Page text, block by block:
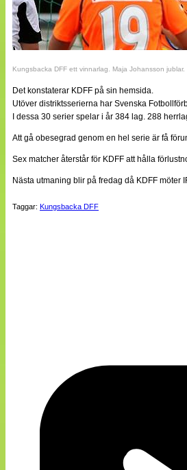
Kungsbacka DFF ett vinnarlag. Maja Johansson
Det konstaterar KDFF på sin hemsida.
Utöver distriktsserierna har Svenska
I dessa 30 serier spelar i år 384 lag. 288
Att gå obesegrad genom en hel serie är få
Sex matcher återstår för KDFF att hålla
Nästa utmaning blir på fredag då KDFF möter
Taggar: Kungsbacka DFF